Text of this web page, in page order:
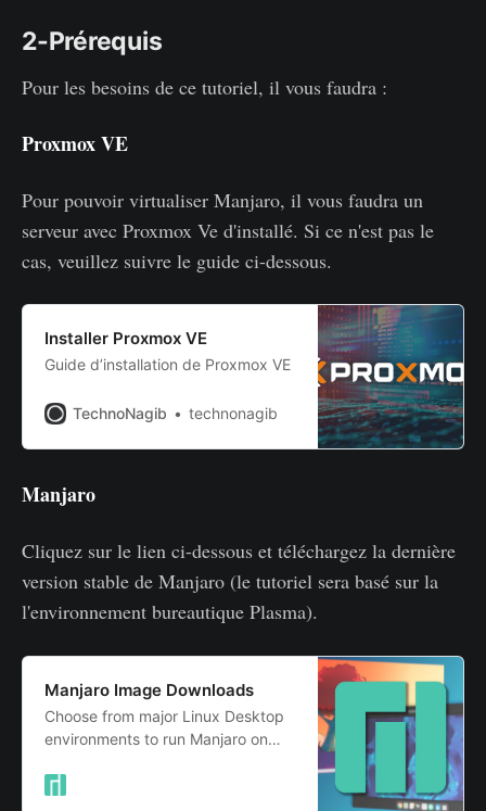
2-Prérequis
Pour les besoins de ce tutoriel, il vous faudra :
Proxmox VE
Pour pouvoir virtualiser Manjaro, il vous faudra un
serveur avec Proxmox Ve d'installé. Si ce n'est pas le
cas, veuillez suivre le guide ci-dessous.
Installer Proxmox VE
Guide d’installation de Proxmox VE
TechnoNagib technonagib
Manjaro
Cliquez sur le lien ci-dessous et téléchargez la dernière
version stable de Manjaro (le tutoriel sera basé sur la
l'environnement bureautique Plasma).
Manjaro Image Downloads
Choose from major Linux Desktop
environments to run Manjaro on